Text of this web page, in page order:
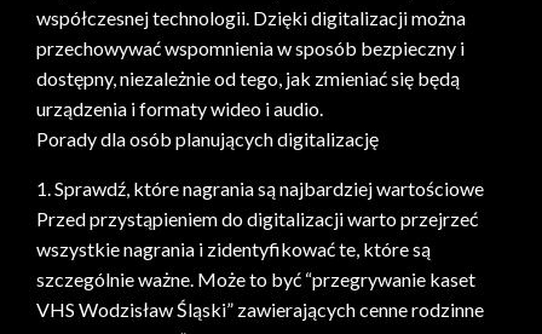
współczesnej technologii. Dzięki digitalizacji można
przechowywać wspomnienia w sposób bezpieczny i
dostępny, niezależnie od tego, jak zmieniać się będą
urządzenia i formaty wideo i audio.
Porady dla osób planujących digitalizację
1. Sprawdź, które nagrania są najbardziej wartościowe
Przed przystąpieniem do digitalizacji warto przejrzeć
wszystkie nagrania i zidentyfikować te, które są
szczególnie ważne. Może to być “przegrywanie kaset
VHS Wodzisław Śląski” zawierających cenne rodzinne